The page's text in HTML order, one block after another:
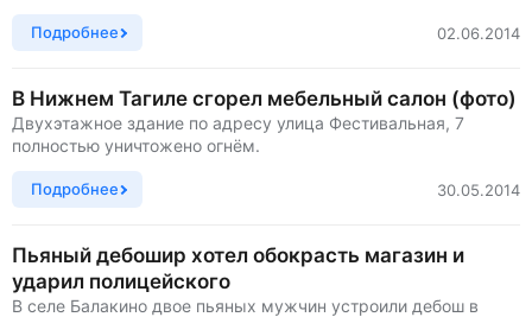
Подробнее 02.06.2014
В Нижнем Тагиле сгорел мебельный салон (фото)
Двухэтажное здание по адресу улица Фестивальная, 7
полностью уничтожено огнём.
Подробнее 30.05.2014
Пьяный дебошир хотел обокрасть магазин и
ударил полицейского
В селе Балакино двое пьяных мужчин устроили дебош в